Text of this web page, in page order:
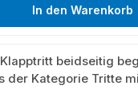
In den Warenkorb